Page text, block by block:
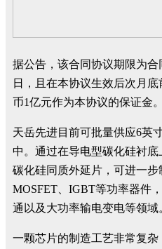
据公告，该合同协议期限为合
日，且在本协议生效后次月
币1亿元作为本协议的保证金。
天岳先进目前可批量供应6英
中。通过在导电型碳化硅衬
碳化硅同质外延片，可进一步
MOSFET、IGBT等功率器件
通以及大功率输电变电等领域
一颗芯片的制造工艺非常复